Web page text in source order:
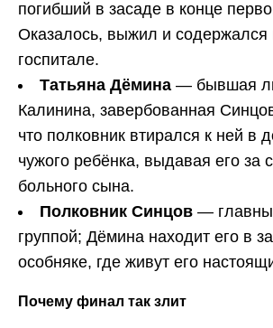
погибший в засаде в конце
Оказалось, выжил и содержался
госпитале.
Татьяна Дёмина — бывшая
Калинина, завербованная
что полковник втирался к ней в
чужого ребёнка, выдавая его за
больного сына.
Полковник Синцов —
группой; Дёмина находит его в
особняке, где живут его
Почему финал так злит